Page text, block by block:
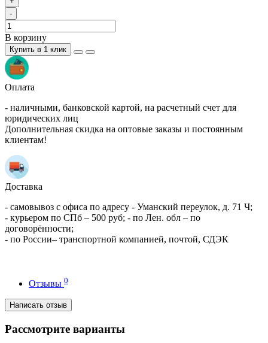
-
В корзину
Купить в 1 клик
Оплата
- наличными, банковской картой, на расчетный счет для
юридических лиц
Дополнительная скидка на оптовые заказы и постоянным
клиентам!
Доставка
- самовывоз с офиса по адресу - Уманский переулок, д. 71 Ч;
- курьером по СПб – 500 руб; - по Лен. обл – по
договорённости;
- по России– транспортной компанией, почтой, СДЭК
Отзывы 0
Написать отзыв
Рассмотрите варианты